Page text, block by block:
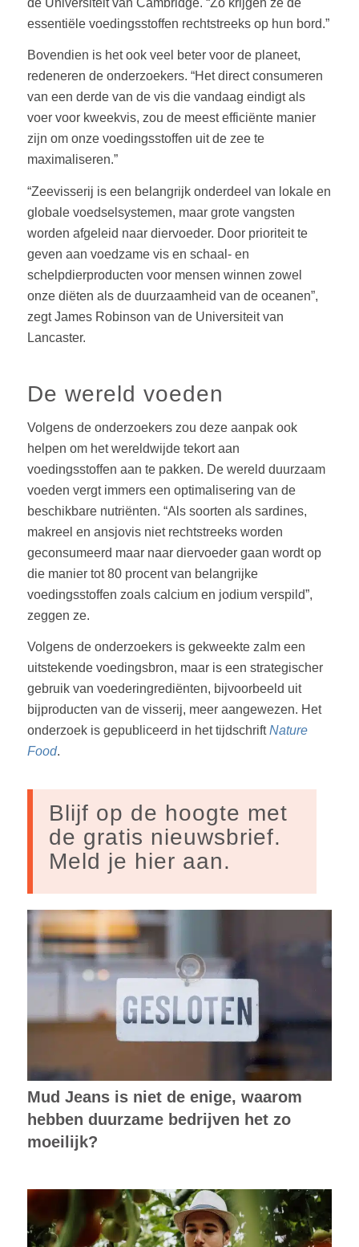
essentiële voedingsstoffen rechtstreeks op hun bord.”
Bovendien is het ook veel beter voor de planeet,
redeneren de onderzoekers. “Het direct consumeren
van een derde van de vis die vandaag eindigt als
voer voor kweekvis, zou de meest efficiënte manier
zijn om onze voedingsstoffen uit de zee te
maximaliseren.”
“Zeevisserij is een belangrijk onderdeel van lokale en
globale voedselsystemen, maar grote vangsten
worden afgeleid naar diervoeder. Door prioriteit te
geven aan voedzame vis en schaal- en
schelpdierproducten voor mensen winnen zowel
onze diëten als de duurzaamheid van de oceanen”,
zegt James Robinson van de Universiteit van
Lancaster.
De wereld voeden
Volgens de onderzoekers zou deze aanpak ook
helpen om het wereldwijde tekort aan
voedingsstoffen aan te pakken. De wereld duurzaam
voeden vergt immers een optimalisering van de
beschikbare nutriënten. “Als soorten als sardines,
makreel en ansjovis niet rechtstreeks worden
geconsumeerd maar naar diervoeder gaan wordt op
die manier tot 80 procent van belangrijke
voedingsstoffen zoals calcium en jodium verspild”,
zeggen ze.
Volgens de onderzoekers is gekweekte zalm een
uitstekende voedingsbron, maar is een strategischer
gebruik van voederingrediënten, bijvoorbeeld uit
bijproducten van de visserij, meer aangewezen. Het
onderzoek is gepubliceerd in het tijdschriftNature
Food.
Blijf op de hoogte met
de gratis nieuwsbrief.
Meld je hier aan.
Mud Jeans is niet de enige, waarom
hebben duurzame bedrijven het zo
moeilijk?